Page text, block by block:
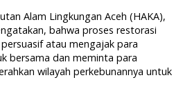
Alam Lingkungan Aceh (HAKA),
bahwa proses restorasi
atau mengajak para
bersama dan meminta para
wilayah perkebunannya untuk